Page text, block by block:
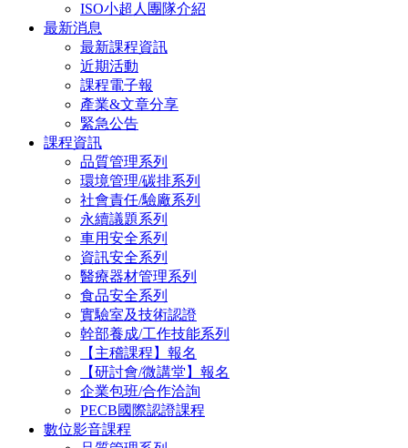
ISO小超人團隊介紹
最新消息
最新課程資訊
近期活動
課程電子報
產業&文章分享
緊急公告
課程資訊
品質管理系列
環境管理/碳排系列
社會責任/驗廠系列
永續議題系列
車用安全系列
資訊安全系列
醫療器材管理系列
食品安全系列
實驗室及技術認證
幹部養成/工作技能系列
【主稽課程】報名
【研討會/微講堂】報名
企業包班/合作洽詢
PECB國際認證課程
數位影音課程